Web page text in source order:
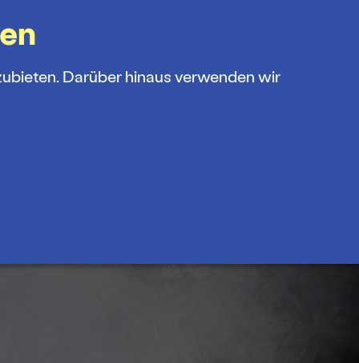
FÖRDERVEREIN MENÜ
Abos
Darüber hinaus verwenden wir